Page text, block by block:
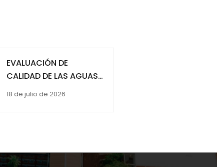
EVALUACIÓN DE
CALIDAD DE LAS AGUAS
DEL ARROYO AGUAPEY
18 de julio de 2026